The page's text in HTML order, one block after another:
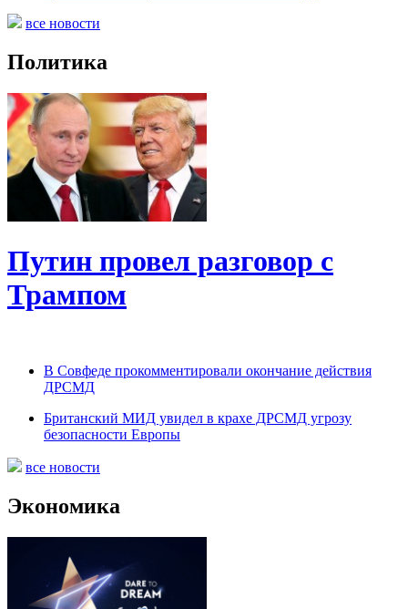
все новости
Политика
Путин провел разговор с
Трампом
В Совфеде прокомментировали окончание действия
ДРСМД
Британский МИД увидел в крахе ДРСМД угрозу
безопасности Европы
все новости
Экономика